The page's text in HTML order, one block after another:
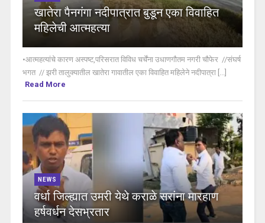
खातेरा पैनगंगा नदीपात्रात बुडून एका विवाहित
महिलेची आत्महत्या
•आत्महत्यांचे कारण अस्पष्ट,परिसरात विविध चर्चेंना उधाणगौतम नगरी चौफेर //संघर्ष
भगत // झरी तालुक्यातील खातेरा गावातील एका विवाहित महिलेने नदीपात्रा [...]
Read More
NEWS
वर्धा जिल्ह्यात उमरी येथे कराळे सरांना मारहाण
हर्षवर्धन देसभ्रतार